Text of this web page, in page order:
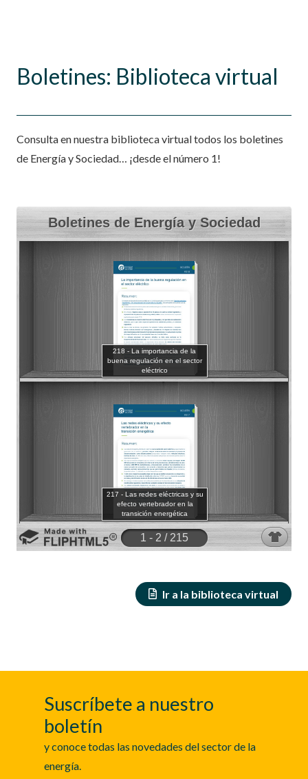
Boletines: Biblioteca virtual
Consulta en nuestra biblioteca virtual todos los boletines
de Energía y Sociedad… ¡desde el número 1!
Ir a la biblioteca virtual
Suscríbete a nuestro
boletín
y conoce todas las novedades del sector de la
energía.